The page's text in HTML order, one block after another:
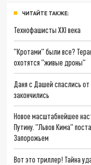
ЧИТАЙТЕ ТАКЖЕ:
Технофашисты XXI века
"Кротами" были все?
охотятся "живые дроны"
Даня с Дашей спаслись
закончились
Новое масштабнейшее
Путину. "Львов Кима"
Запорожьем
Вот это триллер! Тайна